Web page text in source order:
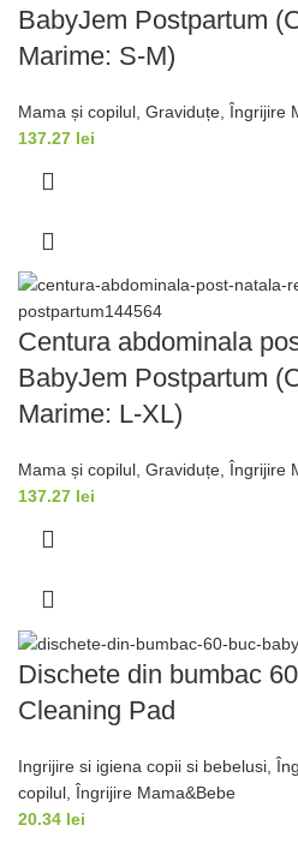
BabyJem Postpartum
Marime: S-M)
Mama și copilul Graviduțe Îngrijire
137.27 lei
Centura abdominala
BabyJem Postpartum
Marime: L-XL)
Mama și copilul Graviduțe Îngrijire
137.27 lei
Dischete din bumbac
Cleaning Pad
Ingrijire si igiena copii si bebelusi
copilul Îngrijire Mama&Bebe
20.34 lei